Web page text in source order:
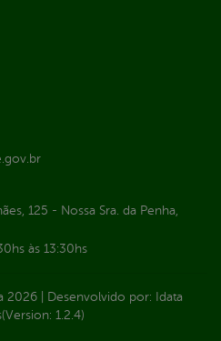
125 - Nossa Sra. da Penha,
às 13:30hs
2026 Desenvolvido por: Idata
(Version: 1.2.4)